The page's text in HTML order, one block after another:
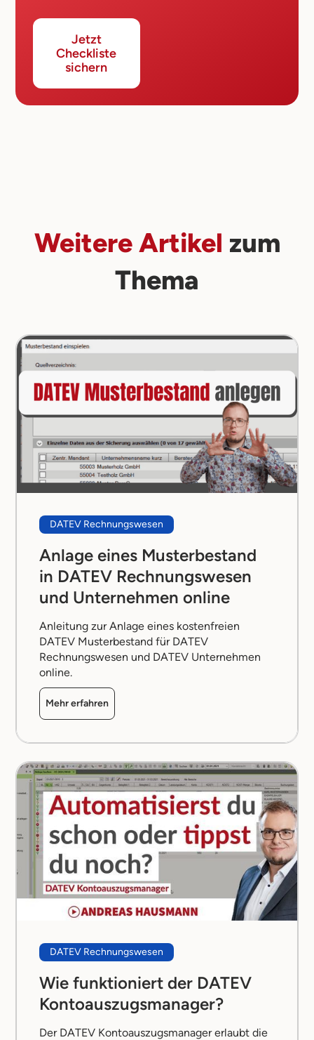
Jetzt
Checkliste
sichern
Weitere Artikel zum
Thema
DATEV Rechnungswesen
Anlage eines Musterbestand
in DATEV Rechnungswesen
und Unternehmen online
Anleitung zur Anlage eines kostenfreien
DATEV Musterbestand für DATEV
Rechnungswesen und DATEV Unternehmen
online.
Mehr erfahren
DATEV Rechnungswesen
Wie funktioniert der DATEV
Kontoauszugsmanager?
Der DATEV Kontoauszugsmanager erlaubt die